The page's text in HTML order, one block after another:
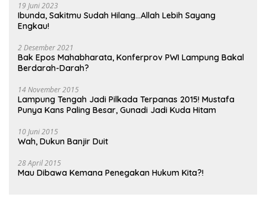
19 Juni 2023
Ibunda, Sakitmu Sudah Hilang…Allah Lebih Sayang
Engkau!
2 Desember 2021
Bak Epos Mahabharata, Konferprov PWI Lampung Bakal
Berdarah-Darah?
14 November 2015
Lampung Tengah Jadi Pilkada Terpanas 2015! Mustafa
Punya Kans Paling Besar, Gunadi Jadi Kuda Hitam
10 Juni 2015
Wah, Dukun Banjir Duit
28 April 2015
Mau Dibawa Kemana Penegakan Hukum Kita?!